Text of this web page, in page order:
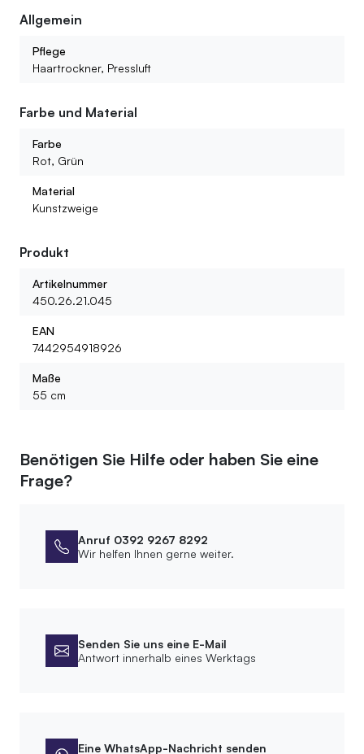
Das hochwertige Kunststoffmaterial sorgt für eine
langlebige, farbechte Dekoration, die jahrelang hält. So
genießen, ohne dass du dich um die Pflege kümmern
Allgemein
Pflege
Haartrockner, Pressluft
Farbe und Material
Farbe
Rot, Grün
Material
Kunstzweige
Produkt
Artikelnummer
450.26.21.045
EAN
7442954918926
Maße
55 cm
Benötigen Sie Hilfe oder haben Sie eine
Frage?
Anruf 0392 9267 8292
Wir helfen Ihnen gerne weiter.
Senden Sie uns eine E-Mail
Antwort innerhalb eines Werktags
Eine WhatsApp-Nachricht senden